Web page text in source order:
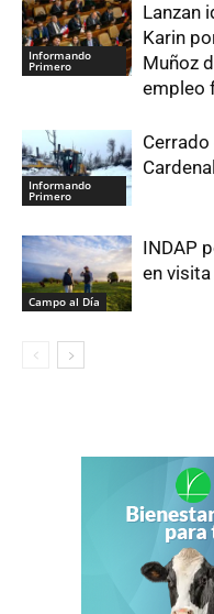
Informando
Primero
Lanzan
Karin
Muñoz
empleo
Informando
Primero
Campo al Día
INDAP
en